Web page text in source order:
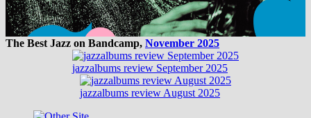
The Best Jazz on Bandcamp, November 2025
jazzalbums review September 2025
jazzalbums review August 2025